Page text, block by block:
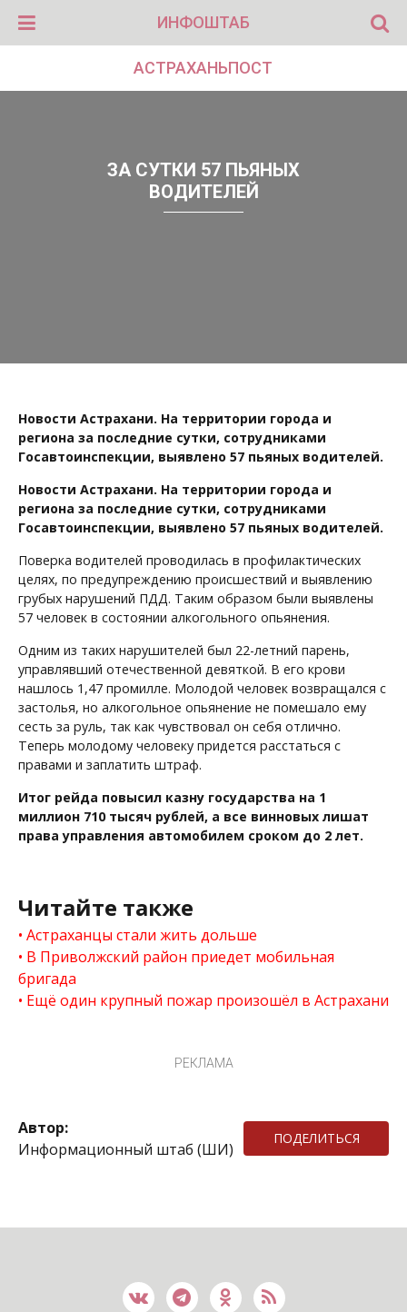
ИНФОШТАБ
АСТРАХАНЬПОСТ
ЗА СУТКИ 57 ПЬЯНЫХ
ВОДИТЕЛЕЙ
Новости Астрахани. На территории города и
региона за последние сутки, сотрудниками
Госавтоинспекции, выявлено 57 пьяных водителей.
Новости Астрахани. На территории города и
региона за последние сутки, сотрудниками
Госавтоинспекции, выявлено 57 пьяных водителей.
Поверка водителей проводилась в профилактических
целях, по предупреждению происшествий и выявлению
грубых нарушений ПДД. Таким образом были выявлены
57 человек в состоянии алкогольного опьянения.
Одним из таких нарушителей был 22-летний парень,
управлявший отечественной девяткой. В его крови
нашлось 1,47 промилле. Молодой человек возвращался с
застолья, но алкогольное опьянение не помешало ему
сесть за руль, так как чувствовал он себя отлично.
Теперь молодому человеку придется расстаться с
правами и заплатить штраф.
Итог рейда повысил казну государства на 1
миллион 710 тысяч рублей, а все винновых лишат
права управления автомобилем сроком до 2 лет.
Читайте также
Астраханцы стали жить дольше
В Приволжский район приедет мобильная
бригада
Ещё один крупный пожар произошёл в Астрахани
РЕКЛАМА
Автор:
Информационный штаб (ШИ)
ПОДЕЛИТЬСЯ